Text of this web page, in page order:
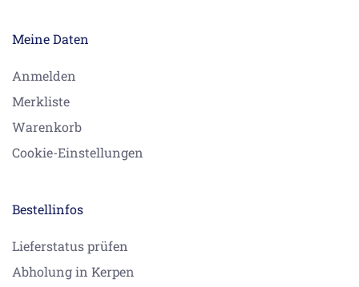
Meine Daten
Anmelden
Merkliste
Warenkorb
Cookie-Einstellungen
Bestellinfos
Lieferstatus prüfen
Abholung in Kerpen